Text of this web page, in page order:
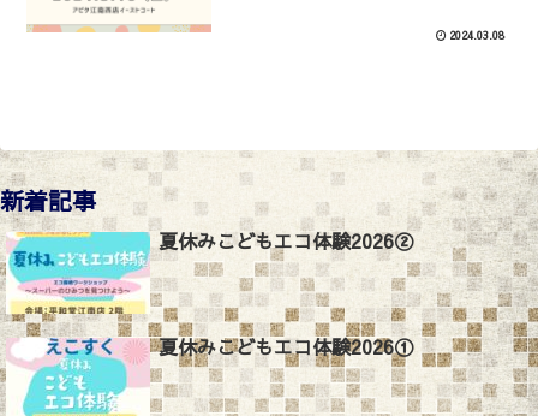
2024.03.08
新着記事
夏休みこどもエコ体験2026②
夏休みこどもエコ体験2026①